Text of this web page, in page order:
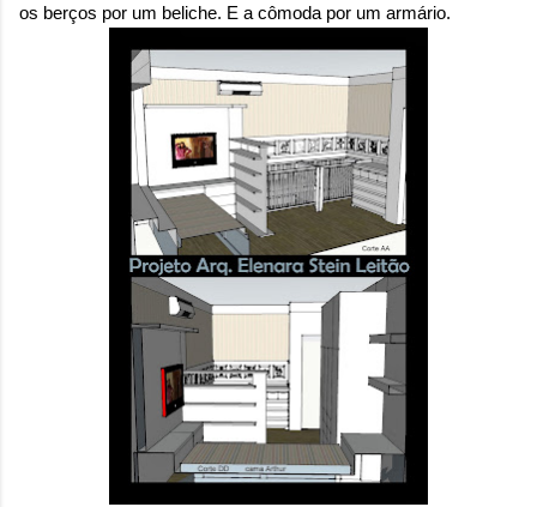
os berços por um beliche. E a cômoda por um armário.